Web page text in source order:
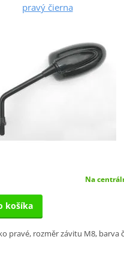
pravý čierna
Na
košíka
pravé, rozměr závitu M8, barva